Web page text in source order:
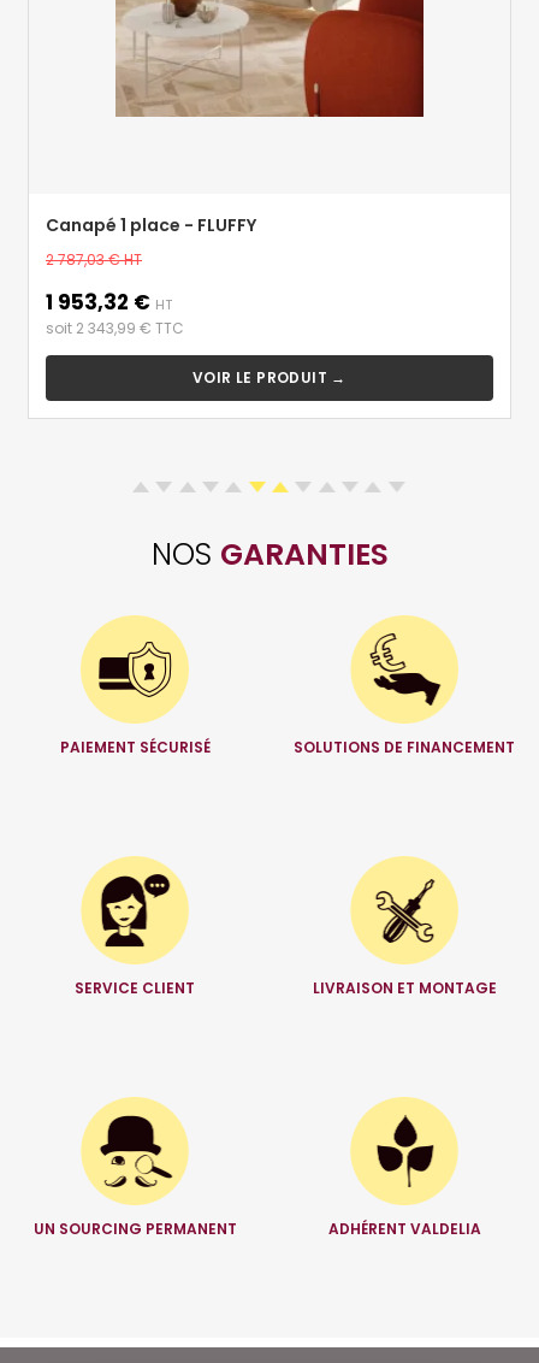
Canapé 1 place - FLUFFY
Prix
base
2 787,03 €HT
Prix
1 953,32 € HT
soit 2 343,99 € TTC
VOIR LE PRODUIT →
NOS GARANTIES
PAIEMENT SÉCURISÉ SOLUTIONS DE FINANCEMENT
SERVICE CLIENT LIVRAISON ET MONTAGE
UN SOURCING PERMANENT ADHÉRENT VALDELIA